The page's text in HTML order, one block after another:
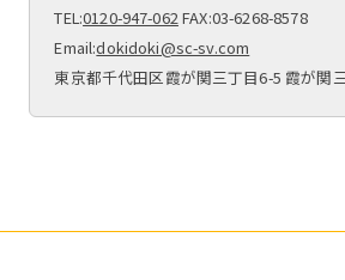
TEL:0120-947-062 FAX:03-6268-8578
Email:dokidoki@sc-sv.com
東京都千代田区霞が関三丁目6-5 霞が関